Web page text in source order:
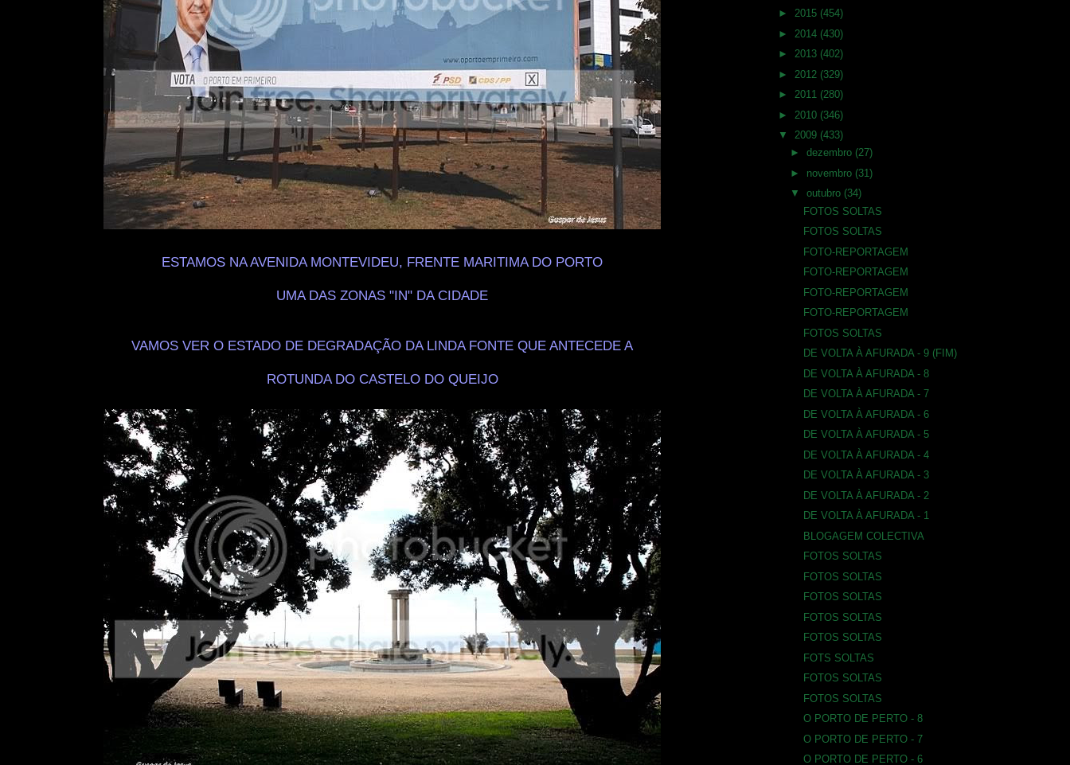
ESTAMOS NA AVENIDA MONTEVIDEU, FRENTE MARITIMA DO PORTO
UMA DAS ZONAS "IN" DA CIDADE
VAMOS VER O ESTADO DE DEGRADAÇÃO DA LINDA FONTE QUE ANTECEDE A
ROTUNDA DO CASTELO DO QUEIJO
► 2015 (454)
► 2014 (430)
► 2013 (402)
► 2012 (329)
► 2011 (280)
► 2010 (346)
▼ 2009 (433)
►dezembro (27)
► novembro (31)
▼outubro (34)
FOTOS SOLTAS
FOTOS SOLTAS
FOTO-REPORTAGEM
FOTO-REPORTAGEM
FOTO-REPORTAGEM
FOTO-REPORTAGEM
FOTOS SOLTAS
DE VOLTA À AFURADA - 9 (FIM)
DE VOLTA À AFURADA - 8
DE VOLTA À AFURADA - 7
DE VOLTA À AFURADA - 6
DE VOLTA À AFURADA - 5
DE VOLTA À AFURADA - 4
DE VOLTA À AFURADA - 3
DE VOLTA À AFURADA - 2
DE VOLTA À AFURADA - 1
BLOGAGEM COLECTIVA
FOTOS SOLTAS
FOTOS SOLTAS
FOTOS SOLTAS
FOTOS SOLTAS
FOTOS SOLTAS
FOTS SOLTAS
FOTOS SOLTAS
FOTOS SOLTAS
O PORTO DE PERTO - 8
O PORTO DE PERTO - 7
O PORTO DE PERTO - 6